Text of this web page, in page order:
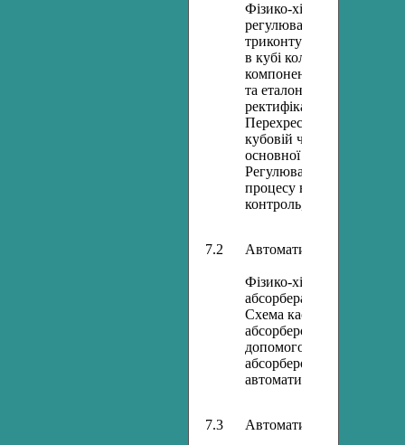
Фізико-хімічні основи
регулювання
триконтурного
в кубі колони. Схема
компонента за різницею
та еталонної рідини.
ректифікації за
Перехресне регулювання
кубовій частині колони.
основної речовини.
Регулювання ентальпії
процесу відбору
контроль, сигналізація
7.2 Автоматизація процесу
Фізико-хімічні основи
абсорбера
Схема каскадно-
абсорбером. Схема
допомогою АСР
абсорбером при рециклі
автоматичного контролю
7.3 Автоматизація процесу